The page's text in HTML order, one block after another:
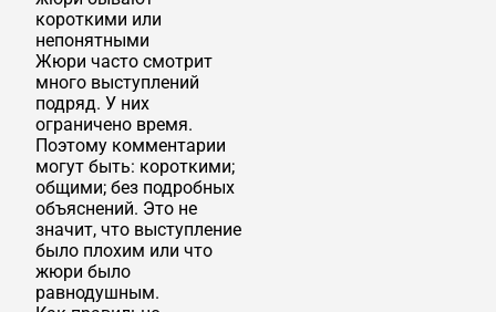
короткими или
непонятными
Жюри часто смотрит
много выступлений
подряд. У них
ограничено время.
Поэтому комментарии
могут быть: короткими;
общими; без подробных
объяснений. Это не
значит, что выступление
было плохим или что
жюри было
равнодушным.